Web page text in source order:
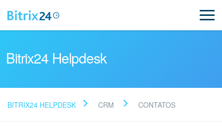
Bitrix24 Helpdesk
BITRIX24 HELPDESK CRM CONTATOS